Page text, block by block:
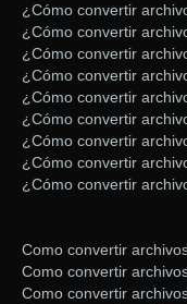
¿Cómo convertir
¿Cómo convertir
¿Cómo convertir
¿Cómo convertir
¿Cómo convertir
¿Cómo convertir
¿Cómo convertir
¿Cómo convertir
¿Cómo convertir
Como convertir
Como convertir
Como convertir